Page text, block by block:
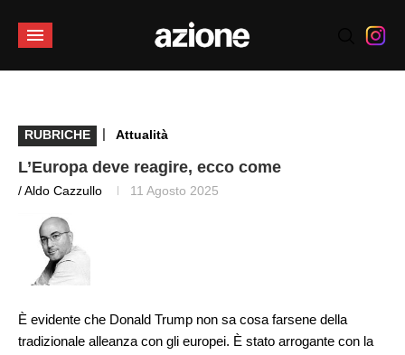
RUBRICHE | Attualità
L’Europa deve reagire, ecco come
/ Aldo Cazzullo 11 Agosto 2025
È evidente che Donald Trump non sa cosa farsene della
tradizionale alleanza con gli europei. È stato arrogante con la